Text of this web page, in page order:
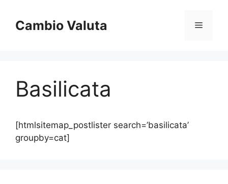
contenuto
Cambio Valuta Menu
Basilicata
[htmlsitemap_postlister search=’basilicata’
groupby=cat]